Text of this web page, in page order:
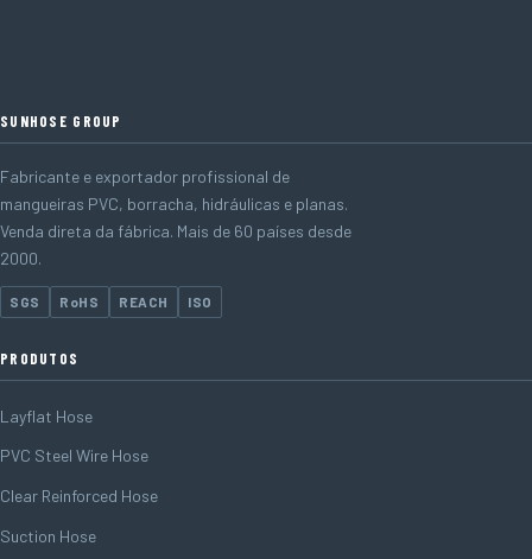
SUNHOSE GROUP
Fabricante e exportador profissional de
mangueiras PVC, borracha, hidráulicas e planas.
Venda direta da fábrica. Mais de 60 países desde
2000.
SGS RoHS REACH ISO
PRODUTOS
Layflat Hose
PVC Steel Wire Hose
Clear Reinforced Hose
Suction Hose